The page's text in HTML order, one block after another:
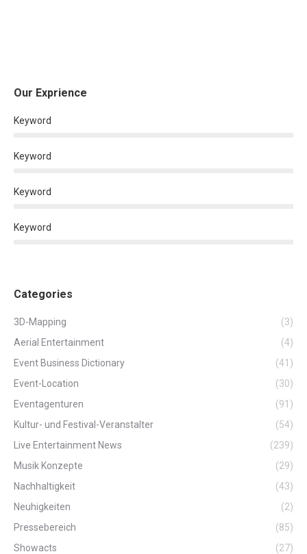
Our Exprience
Keyword
Keyword
Keyword
Keyword
Categories
3D-Mapping
(3)
Aerial Entertainment
(4)
Event Business Dictionary
(41)
Event-Location
(30)
Eventagenturen
(91)
Kultur- und Festival-Veranstalter
(54)
Live Entertainment News
(239)
Musik Konzepte
(29)
Nachhaltigkeit
(43)
Neuhigkeiten
(2)
Pressebereich
(85)
Showacts
(27)